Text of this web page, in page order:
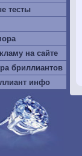
тесты
на сайте
бриллиантов
инфо